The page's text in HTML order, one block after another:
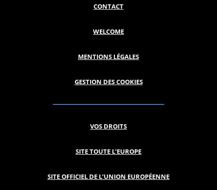
CONTACT
WELCOME
MENTIONS LÉGALES
GESTION DES COOKIES
VOS DROITS
SITE TOUTE L’EUROPE
SITE OFFICIEL DE L’UNION EUROPÉENNE